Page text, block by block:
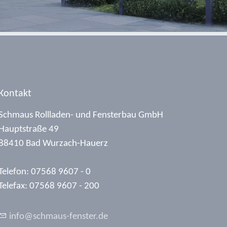
Rollladen- und Fensterbau GmbH
49
Bad Wurzach-Hauerz
07568 9607 - 0
07568 9607 - 200
nf schm s-f nst r d